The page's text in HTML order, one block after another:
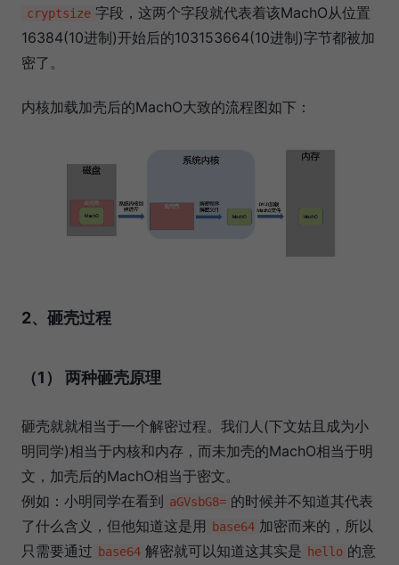
cryptsize 字段，这两个字段就代表着该MachO从位置
16384(10进制)开始后的103153664(10进制)字节都被加
密了。
内核加载加壳后的MachO大致的流程图如下：
2、砸壳过程
（1） 两种砸壳原理
砸壳就就相当于一个解密过程。我们人(下文姑且成为小
明同学)相当于内核和内存，而未加壳的MachO相当于明
文，加壳后的MachO相当于密文。
例如：小明同学在看到
aGVsbG8= 的时候并不知道其代表
了什么含义，但他知道这是用
base64 加密而来的，所以
只需要通过 base64 解密就可以知道这其实是 hello 的意